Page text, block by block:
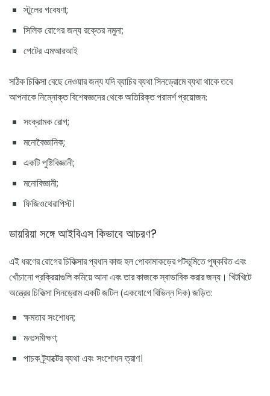
স্টুলের গবেষণা;
সিলিক রোগের জন্য রক্তের নমুনা;
পেটের এমআরআই
সঠিক চিকিত্সা বেছে নেওয়ার জন্য যদি ব্যাচির ব্যথা সিনড্রোমে ব্যথা থাকে তবে
আপনাকে নিম্নোক্ত বিশেষজ্ঞদের থেকে অতিরিক্ত পরামর্শ প্রয়োজন:
সংক্রামক রোগ;
মনোবৈজ্ঞানিক;
একটি পুষ্টিবিজ্ঞানী;
মনোবিজ্ঞানী;
ফিজিওথেরাপিস্ট।
ডায়রিয়া সঙ্গে আইবিএস কিভাবে আচরণ?
এই ধরণের রোগের চিকিত্সার প্রধান কাজ হল পোকামাকড়ের পটভূমিতে পুষ্করিত এবং
খোঁচানো প্রক্রিয়াগুলি কমিয়ে আনা এবং তার কাজকে স্বাভাবিক করার জন্য। খিটখিটে
অন্ত্রের চিকিত্সা সিনড্রোম একটি জটিল (একযোগে বিভিন্ন দিক) জড়িত:
ক্ষমতার সংশোধন;
মনঃসমীক্ষণ;
পাচক ট্র্যাক্টের ব্যথা এবং সংশোধন ত্রাণ।